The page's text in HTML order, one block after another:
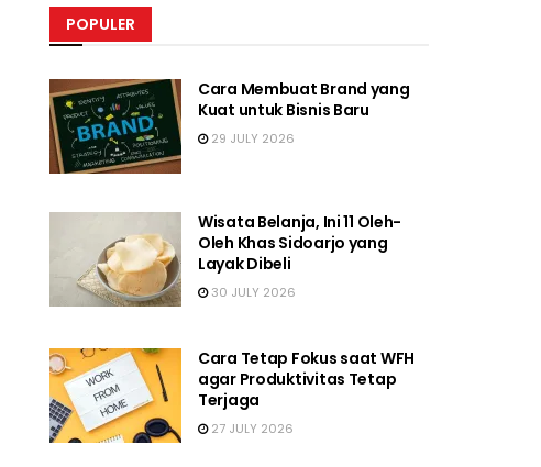
POPULER
Cara Membuat Brand yang
Kuat untuk Bisnis Baru
29 JULY 2026
Wisata Belanja, Ini 11 Oleh-
Oleh Khas Sidoarjo yang
Layak Dibeli
30 JULY 2026
Cara Tetap Fokus saat WFH
agar Produktivitas Tetap
Terjaga
27 JULY 2026